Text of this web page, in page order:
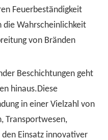
Feuerbeständigkeit
Wahrscheinlichkeit
von Bränden
Beschichtungen geht
hinaus.Diese
in einer Vielzahl von
Transportwesen,
Einsatz innovativer